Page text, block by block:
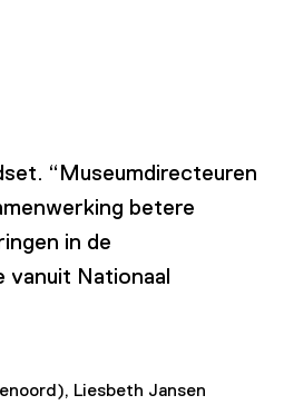
“Museumdirecteuren
betere
in de
vanuit Nationaal
Liesbeth Jansen